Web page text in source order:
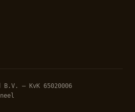
— KvK 65020006